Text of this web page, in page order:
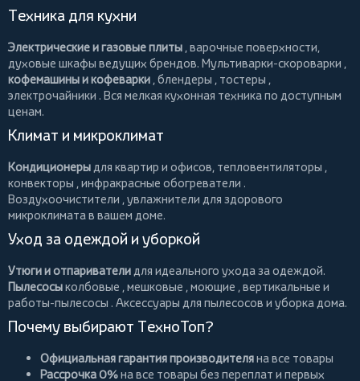
Техника для кухни
Электрические и газовые плиты , варочные поверхности,
духовые шкафы ведущих брендов. Мультиварки-скороварки ,
кофемашины и кофеварки , блендеры , тостеры ,
электрочайники . Вся мелкая кухонная техника по доступным
ценам.
Климат и микроклимат
Кондиционеры для квартир и офисов, тепловентиляторы ,
конвекторы , инфракрасные обогреватели .
Воздухоочистители , увлажнители для здорового
микроклимата в вашем доме.
Уход за одеждой и уборкой
Утюги и отпариватели для идеального ухода за одеждой.
Пылесосыколбовые , мешковые , моющие , вертикальные и
работы-пылесосы . Аксессуары для пылесосов и уборка дома.
Почему выбирают ТехноТоп?
Официальная гарантия производителяна все товары
Рассрочка 0%на все товары без переплат и первых